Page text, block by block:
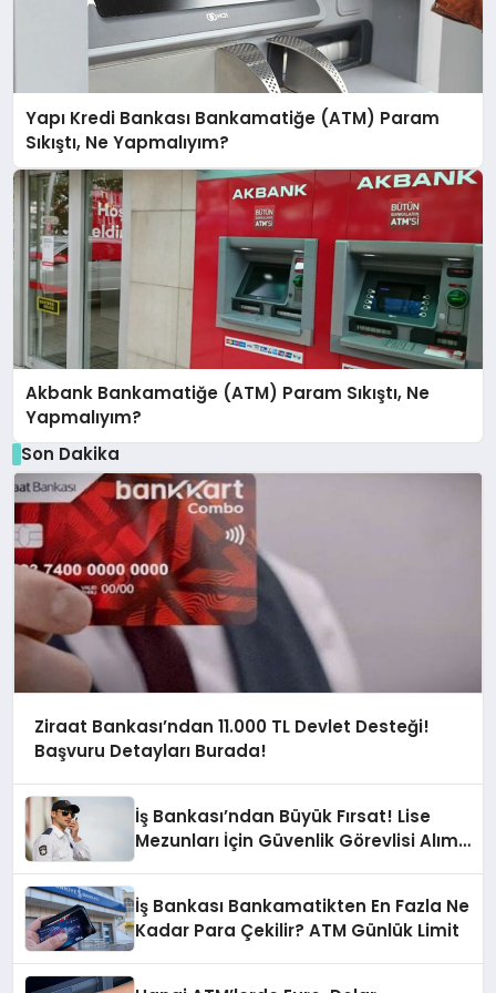
Yapı Kredi Bankası Bankamatiğe (ATM) Param
Sıkıştı, Ne Yapmalıyım?
Akbank Bankamatiğe (ATM) Param Sıkıştı, Ne
Yapmalıyım?
Son Dakika
Ziraat Bankası’ndan 11.000 TL Devlet Desteği!
Başvuru Detayları Burada!
İş Bankası’ndan Büyük Fırsat! Lise
Mezunları İçin Güvenlik Görevlisi Alımı
İş Bankası Bankamatikten En Fazla Ne
Kadar Para Çekilir? ATM Günlük Limit